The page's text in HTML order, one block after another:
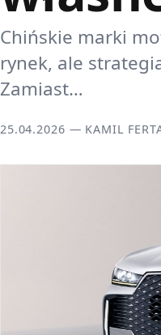
Chińskie marki
rynek, ale
Zamiast…
25.04.2026 — KAMIL